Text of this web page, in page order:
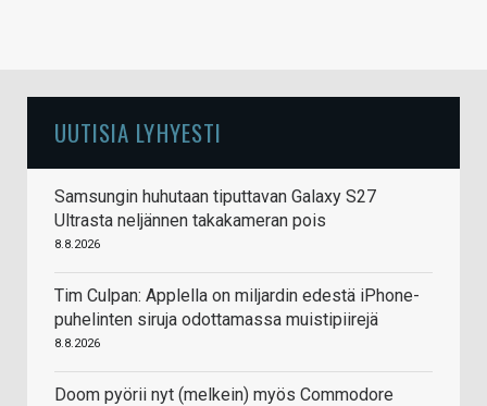
UUTISIA LYHYESTI
Samsungin huhutaan tiputtavan Galaxy S27
Ultrasta neljännen takakameran pois
8.8.2026
Tim Culpan: Applella on miljardin edestä iPhone-
puhelinten siruja odottamassa muistipiirejä
8.8.2026
Doom pyörii nyt (melkein) myös Commodore